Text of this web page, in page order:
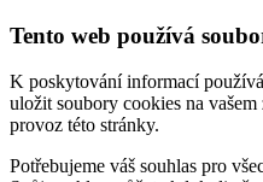
Tento web používá
K poskytování informací
uložit soubory cookies na
provoz této stránky.
Potřebujeme váš souhlas pro